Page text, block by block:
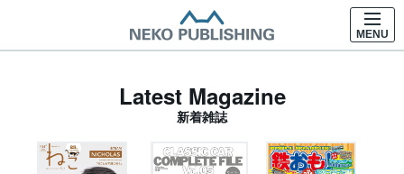
MENU
Latest Magazine
新着雑誌